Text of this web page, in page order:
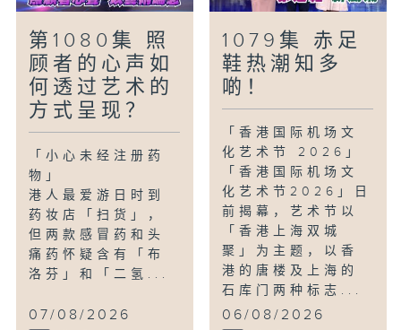
的外佣，成功逃离火场的外佣可能正面对受
伤、个人财产尽失的情况。社会各界如何支
援他们？
第1080集 照
顾者的心声如
何透过艺术的
方式呈现？
「小心未经注册药
物」
港人最爱游日时到
药妆店「扫货」，
但两款感冒药和头
痛药怀疑含有「布
洛芬」和「二氢...
07/08/2026
1079集 赤足
鞋热潮知多
啲！
「香港国际机场文
化艺术节 2026」
「香港国际机场文
化艺术节2026」日
前揭幕，艺术节以
「香港上海双城
聚」为主题，以香
港的唐楼及上海的
石库门两种标志...
06/08/2026